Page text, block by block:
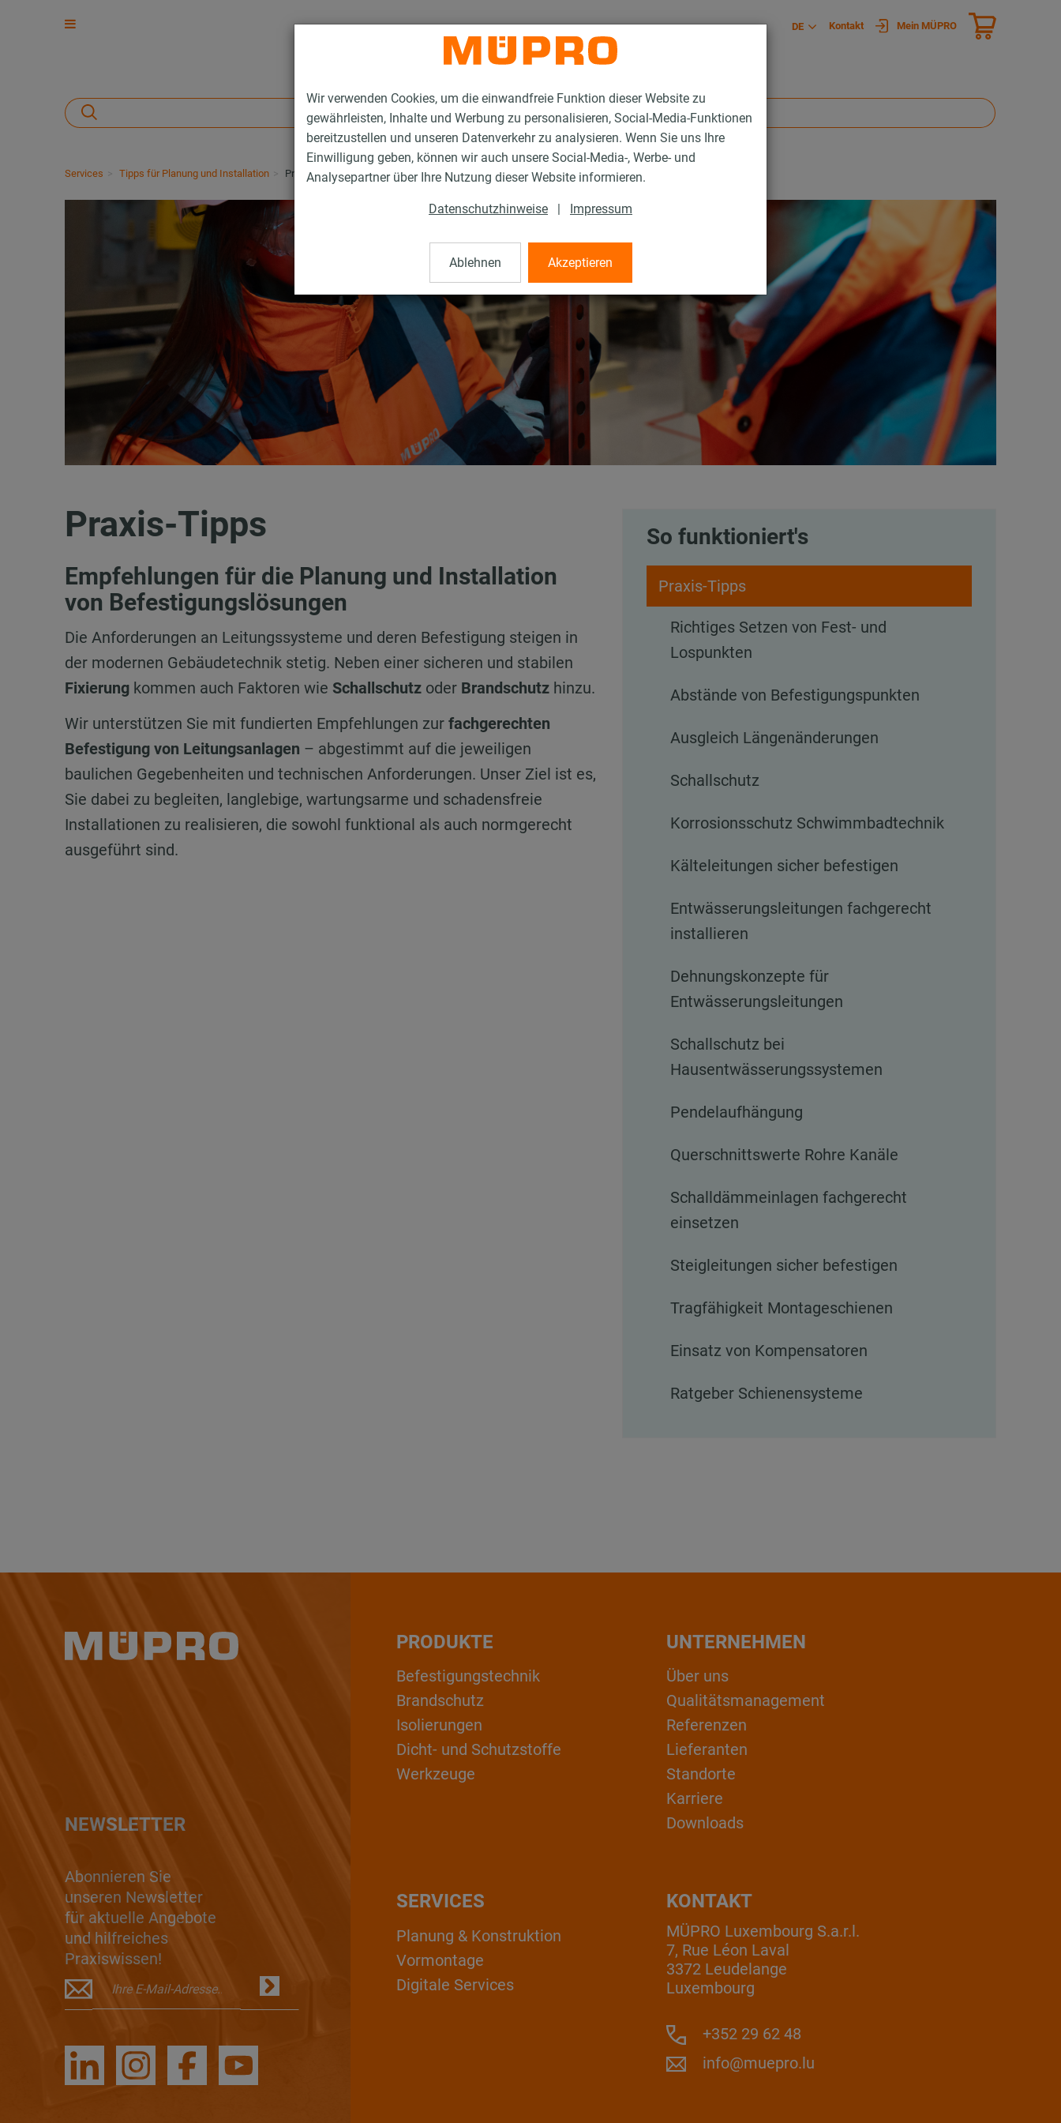
Wir verwenden Cookies, um die einwandfreie Funktion dieser Website zu
gewährleisten, Inhalte und Werbung zu personalisieren, Social-Media-Funktionen
bereitzustellen und unseren Datenverkehr zu analysieren. Wenn Sie uns Ihre
Einwilligung geben, können wir auch unsere Social-Media-, Werbe- und
Analysepartner über Ihre Nutzung dieser Website informieren.
Datenschutzhinweise | Impressum
Ablehnen Akzeptieren
DE Kontakt Mein MÜPRO
Services Tipps für Planung und Installation Praxis-Tipps
Praxis-Tipps
Empfehlungen für die Planung und Installation
von Befestigungslösungen
Die Anforderungen an Leitungssysteme und deren Befestigung steigen in
der modernen Gebäudetechnik stetig. Neben einer sicheren und stabilen
Fixierung kommen auch Faktoren wie Schallschutz oder Brandschutz hinzu.
Wir unterstützen Sie mit fundierten Empfehlungen zurfachgerechten
Befestigung von Leitungsanlagen – abgestimmt auf die jeweiligen
baulichen Gegebenheiten und technischen Anforderungen. Unser Ziel ist es,
Sie dabei zu begleiten, langlebige, wartungsarme und schadensfreie
Installationen zu realisieren, die sowohl funktional als auch normgerecht
ausgeführt sind.
So funktioniert's
Praxis-Tipps
Richtiges Setzen von Fest- und
Lospunkten
Abstände von Befestigungspunkten
Ausgleich Längenänderungen
Schallschutz
Korrosionsschutz Schwimmbadtechnik
Kälteleitungen sicher befestigen
Entwässerungsleitungen fachgerecht
installieren
Dehnungskonzepte für
Entwässerungsleitungen
Schallschutz bei
Hausentwässerungssystemen
Pendelaufhängung
Querschnittswerte Rohre Kanäle
Schalldämmeinlagen fachgerecht
einsetzen
Steigleitungen sicher befestigen
Tragfähigkeit Montageschienen
Einsatz von Kompensatoren
Ratgeber Schienensysteme
NEWSLETTER
Abonnieren Sie
unseren Newsletter
für aktuelle Angebote
und hilfreiches
Praxiswissen!
PRODUKTE
Befestigungstechnik
Brandschutz
Isolierungen
Dicht- und Schutzstoffe
Werkzeuge
UNTERNEHMEN
Über uns
Qualitätsmanagement
Referenzen
Lieferanten
Standorte
Karriere
Downloads
KONTAKT
MÜPRO Luxembourg S.a.r.l.
7, Rue Léon Laval
3372 Leudelange
Luxembourg
+352 29 62 48
info@muepro.lu
SERVICES
Planung & Konstruktion
Vormontage
Digitale Services